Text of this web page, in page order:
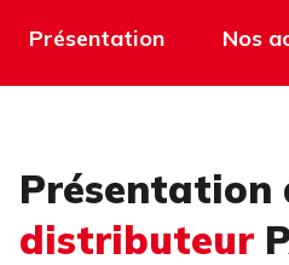
Présentation Nos
Présentation
distributeur